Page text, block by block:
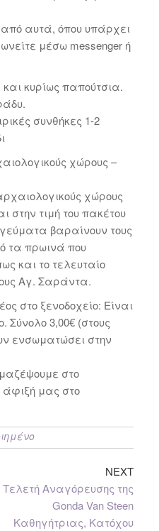
από αυτά, όπου υπάρχει
μέσω messenger ή
κυρίως παπούτσια.
συνθήκες 1-2
χώρους –
χώρους
τιμή του πακέτου
βαραίνουν τους
τα πρωινά που
και το τελευταίο
Αγ. Σαράντα.
στο ξενοδοχείο: Είναι
Σύνολο 3,00€ (στους
ενσωματώσει στην
στο
άφιξή μας στο
NEXT
Τελετή Αναγόρευσης της
Gonda Van Steen
Καθηγήτριας, Κατόχου